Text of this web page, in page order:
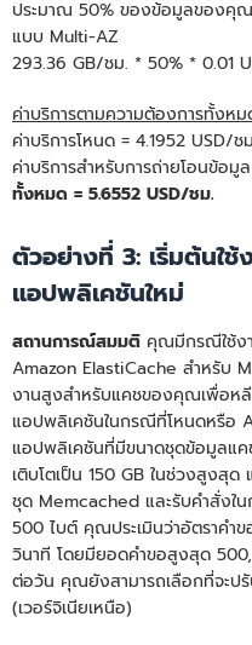
ประมาณ 50% ของข้อมูลของคุณ
แบบ Multi-AZ
293.36 GB/ชม. * 50% * 0.01
ค่าบริการตามความต้องการทั้งห
ค่าบริการโหนด = 4.1952 USD/ช
ค่าบริการสำหรับการถ่ายโอนข้อมู
ทั้งหมด = 5.6552 USD/ชม.
ตัวอย่างที่ 3: เริ่มต้นใ
แอปพลิเคชันใหม่
สถานการณ์สมมติ คุณมีกรณีใช้ง
Amazon ElastiCache สำหรับ
งานสูงสําหรับแคชของคุณเพื่อห
แอปพลิเคชันในกรณีที่โหนดหรือ
แอปพลิเคชันที่มีขนาดชุดข้อมูลแค
เติบโตเป็น 150 GB ในช่วงสูงสุ
ชุด Memcached และรับคําสั่งใ
500 ไบต์ คุณประเมินว่าอัตราคํ
วินาที โดยมียอดคําขอสูงสุด
ต่อวัน คุณยังสามารถเลือกที่จะป
(เวอร์จิเนียเหนือ)